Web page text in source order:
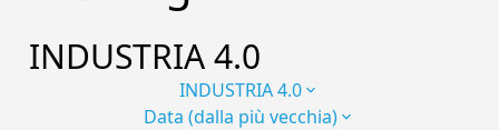
INDUSTRIA 4.0
INDUSTRIA 4.0
Data (dalla più vecchia)